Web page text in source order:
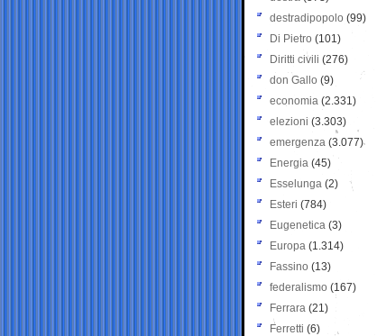
destradipopolo (99)
Di Pietro (101)
Diritti civili (276)
don Gallo (9)
economia (2.331)
elezioni (3.303)
emergenza (3.077)
Energia (45)
Esselunga (2)
Esteri (784)
Eugenetica (3)
Europa (1.314)
Fassino (13)
federalismo (167)
Ferrara (21)
Ferretti (6)